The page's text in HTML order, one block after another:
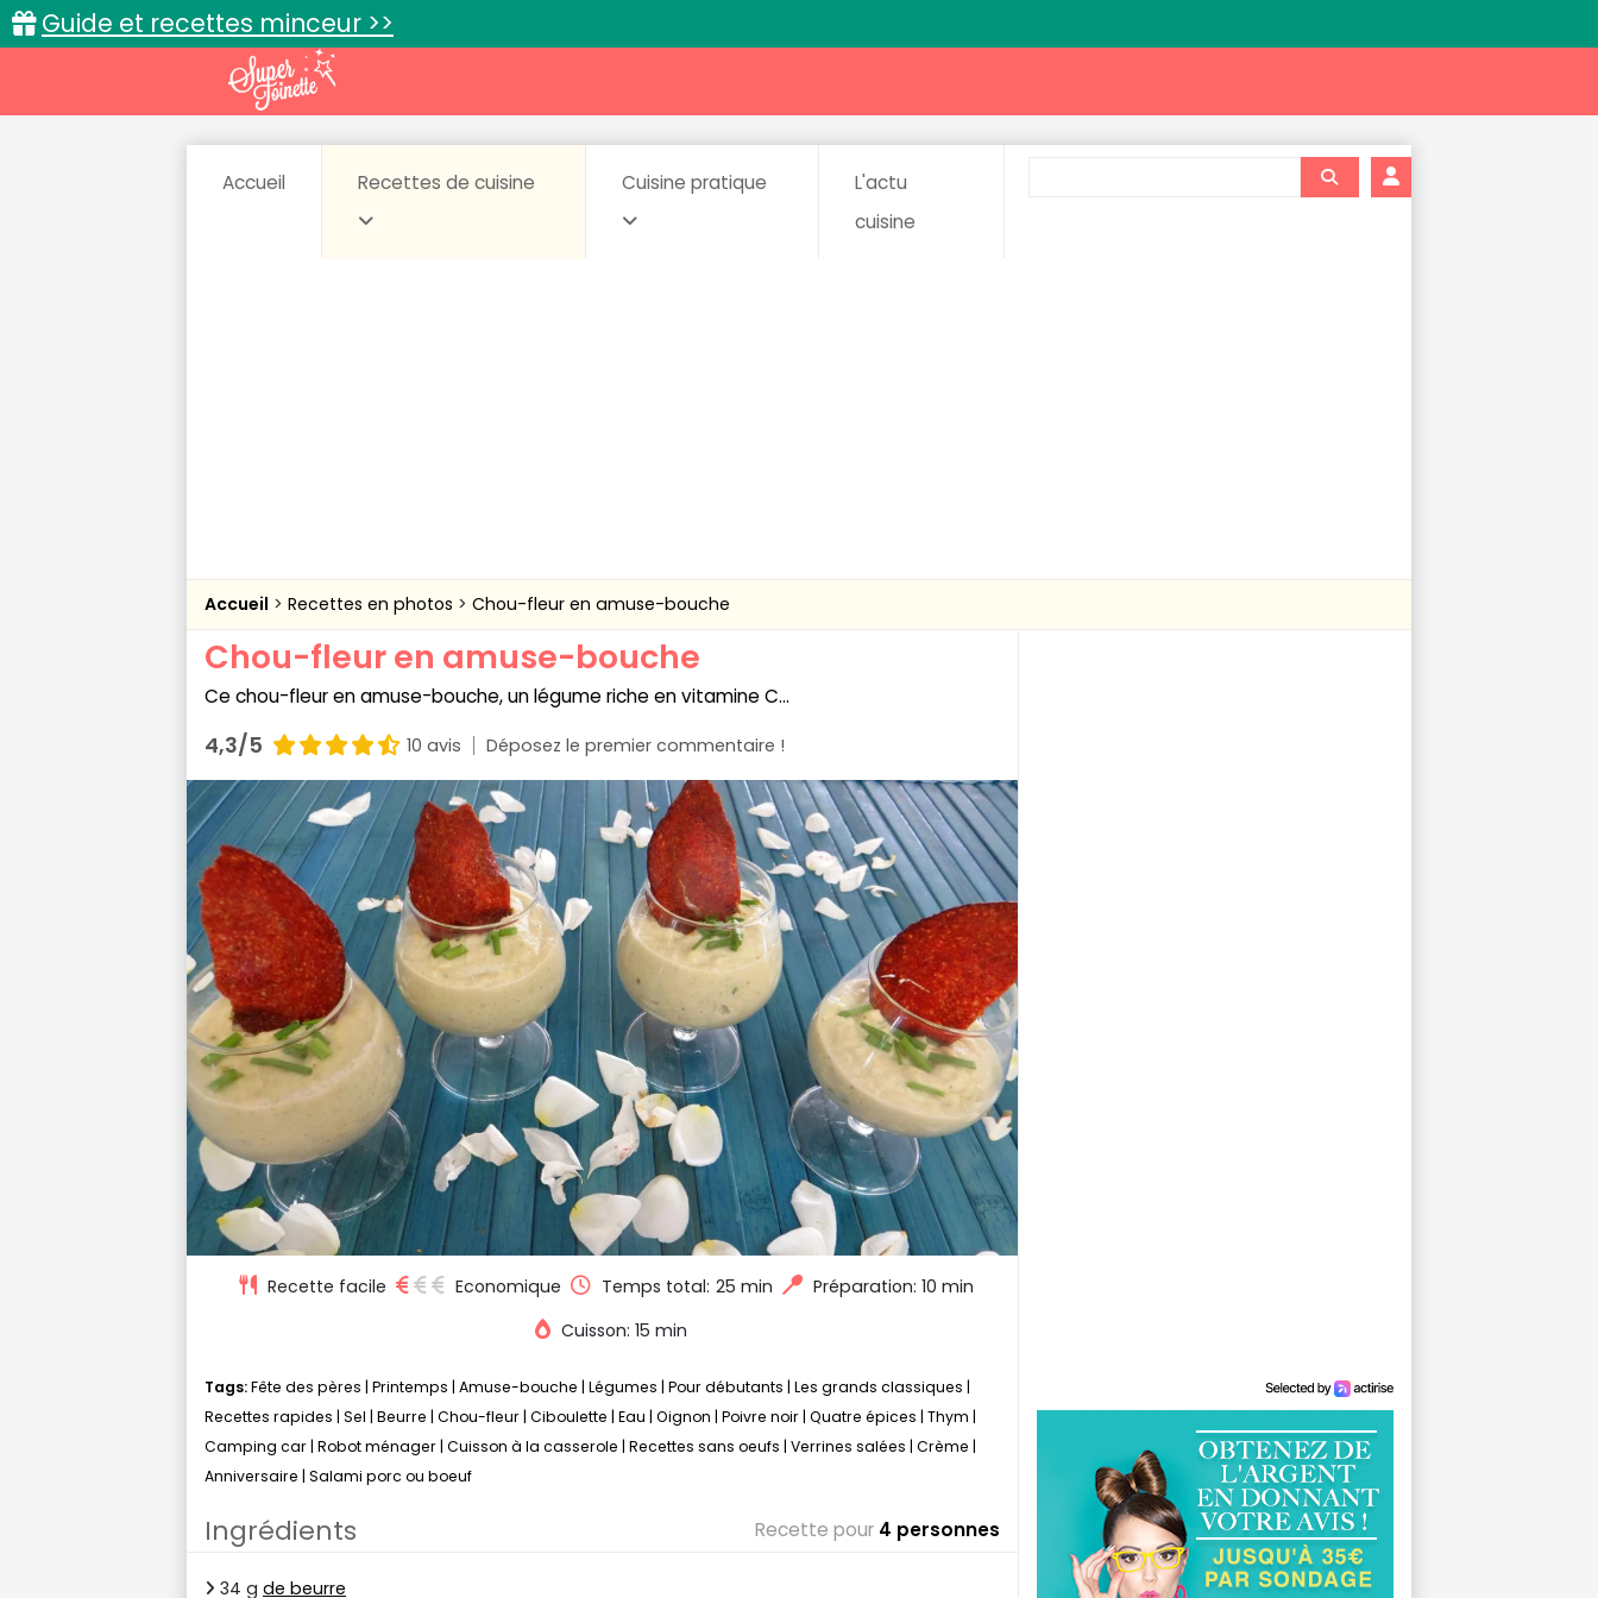
Guide et recettes minceur >>
Accueil Recettes de cuisine Cuisine pratique
L'actu
cuisine
Accueil Recettes en photos Chou-fleur en amuse-bouche
Chou-fleur en amuse-bouche
Ce chou-fleur en amuse-bouche, un légume riche en vitamine C...
4,3/5 10 avis Déposez le premier commentaire !
Recette facile Economique Temps total: 25 min
Préparation: 10 min
Cuisson: 15 min
Tags:Fête des pères | Printemps | Amuse-bouche | Légumes | Pour débutants | Les grands classiques |
Recettes rapides | Sel | Beurre | Chou-fleur | Ciboulette | Eau | Oignon | Poivre noir | Quatre épices | Thym |
Camping car | Robot ménager | Cuisson à la casserole | Recettes sans oeufs | Verrines salées | Crème |
Anniversaire | Salami porc ou boeuf
Ingrédients Recette pour 4 personnes
34 g de beurre